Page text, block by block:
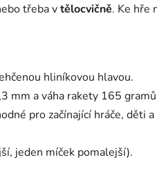
třeba vtělocvičně. Ke hře
hliníkovou hlavou.
mm a váha rakety 165
pro začínající hráče, děti
jeden míček pomalejší).